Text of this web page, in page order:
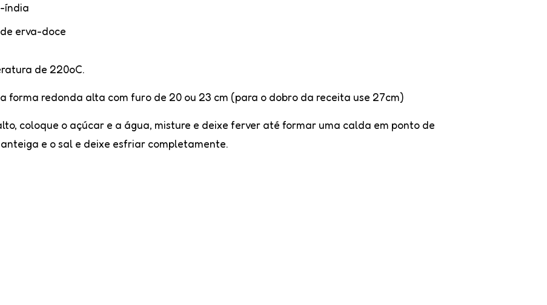
índia
erva-doce
de 220oC.
forma redonda alta com furo de 20 ou 23 cm (para o dobro da receita use 27cm)
coloque o açúcar e a água, misture e deixe ferver até formar uma calda em ponto de
e o sal e deixe esfriar completamente.